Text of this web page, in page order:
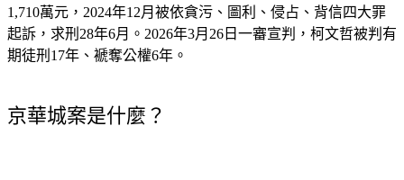
起訴，求刑28年6月。2026年3月26日一審宣判，柯文哲被判有
期徒刑17年、褫奪公權6年。